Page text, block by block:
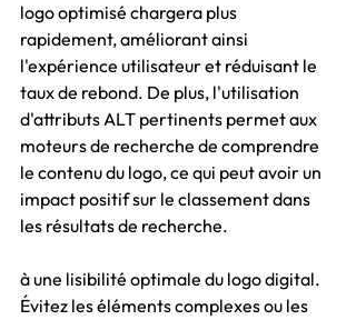
logo optimisé chargera plus
rapidement, améliorant ainsi
l'expérience utilisateur et réduisant le
taux de rebond. De plus, l'utilisation
d'attributs ALT pertinents permet aux
moteurs de recherche de comprendre
le contenu du logo, ce qui peut avoir un
impact positif sur le classement dans
les résultats de recherche.
à une lisibilité optimale du logo digital.
Évitez les éléments complexes ou les